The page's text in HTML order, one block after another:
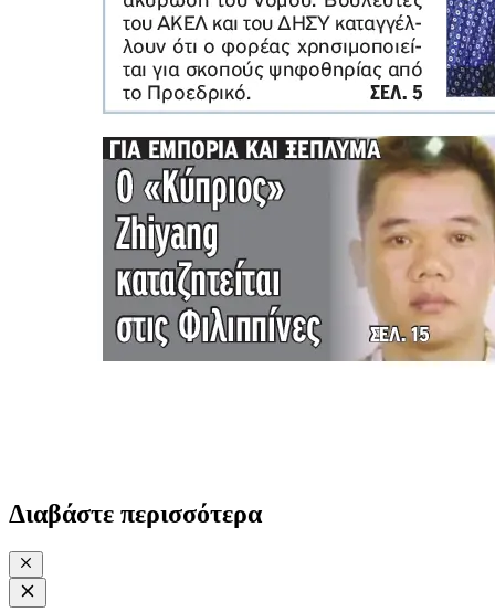
Διαβάστε περισσότερα